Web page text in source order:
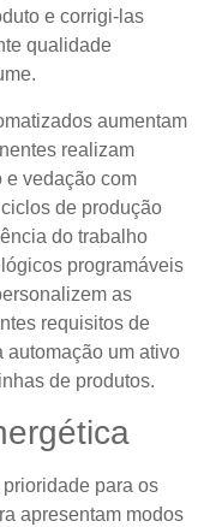
e corrigi-las
qualidade
aumentam
realizam
e vedação com
de produção
do trabalho
programáveis
as
requisitos de
automação um ativo
de produtos.
para os
apresentam modos